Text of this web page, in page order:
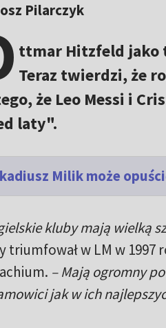
Pilarczyk
ttmar Hitzfeld jako
Teraz twierdzi, że
że Leo Messi i
laty".
Milik może
kluby mają wielką
triumfował w LM w 1997
– Mają ogromny
jak w ich